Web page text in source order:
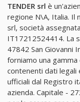
TENDER srl è
regione N\A, Italia. Il
srl, società
IT17212524414. La
47842 San Giovanni
forniamo una
contenenti dati legali
ufficiali dal Registro
azienda. Capitale -